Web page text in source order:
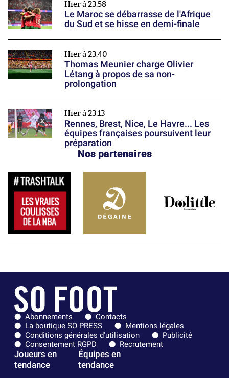
Hier à 23:58
Le Maroc se débarrasse de l'Afrique
du Sud et se hisse en demi-finale
Hier à 23:40
Thomas Meunier charge Olivier
Létang à propos de sa non-
prolongation
Hier à 23:13
Rennes, Brest, Nice, Le Havre... Les
équipes françaises poursuivent leur
préparation
Nos partenaires
Abonnements
Contacts
La boutique SO PRESS
Mentions légales
Conditions générales d'utilisation
Publicité
Consentement RGPD
Recrutement
Joueurs en
tendance
Équipes en
tendance